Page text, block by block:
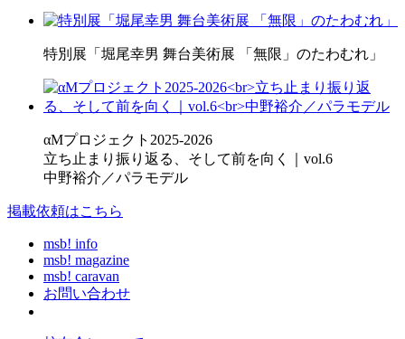
特別展「堀尾幸男 舞台美術展 「無限」のたわむれ」
αMプロジェクト2025-2026
立ち止まり振り返る、そして前を向く｜vol.6
中野裕介／パラモデル
掲載依頼はこちら
msb! info
msb! magazine
msb! caravan
お問い合わせ